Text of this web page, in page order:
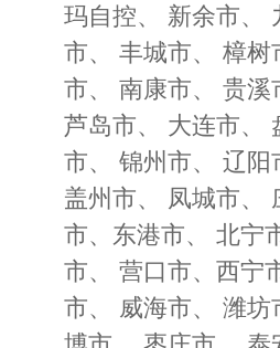
玛自控、 新余市、
市、 丰城市、 樟
市、 南康市、 贵
芦岛市、 大连市、
市、 锦州市、 辽
盖州市、 凤城市、
市、东港市、 北宁
市、 营口市、西宁
市、 威海市、 潍